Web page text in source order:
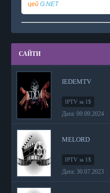
цейG.NET
САЙТИ
IEDEMTV
IPTV за 1$
Дата: 09.09.2024
MELORD
IPTV за 1$
Дата: 30.07.2023